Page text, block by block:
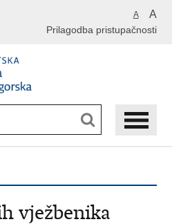
A A
Prilagodba pristupačnosti
vježbenika